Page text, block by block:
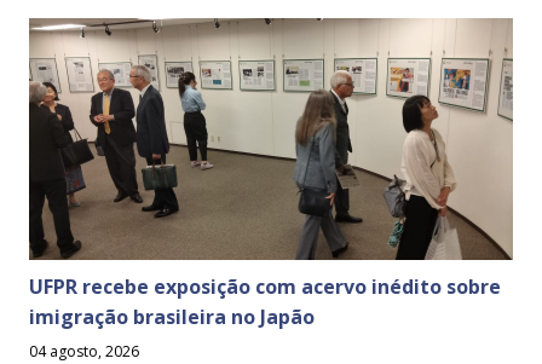
UFPR recebe exposição com acervo inédito sobre
imigração brasileira no Japão
04 agosto, 2026